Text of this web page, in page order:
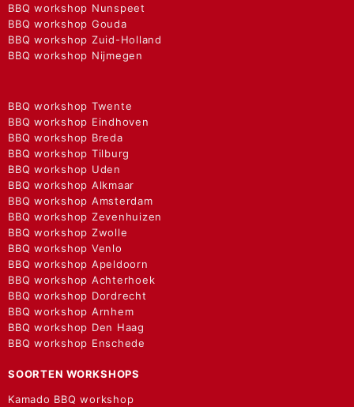
BBQ workshop Nunspeet
BBQ workshop Gouda
BBQ workshop Zuid-Holland
BBQ workshop Nijmegen
BBQ workshop Twente
BBQ workshop Eindhoven
BBQ workshop Breda
BBQ workshop Tilburg
BBQ workshop Uden
BBQ workshop Alkmaar
BBQ workshop Amsterdam
BBQ workshop Zevenhuizen
BBQ workshop Zwolle
BBQ workshop Venlo
BBQ workshop Apeldoorn
BBQ workshop Achterhoek
BBQ workshop Dordrecht
BBQ workshop Arnhem
BBQ workshop Den Haag
BBQ workshop Enschede
SOORTEN WORKSHOPS
Kamado BBQ workshop